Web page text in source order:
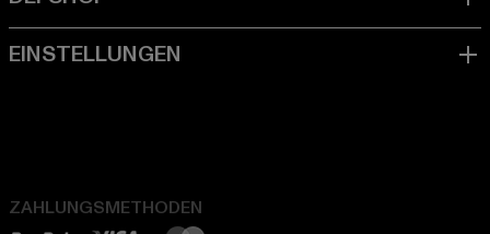
ZAHLUNGSMETHODEN